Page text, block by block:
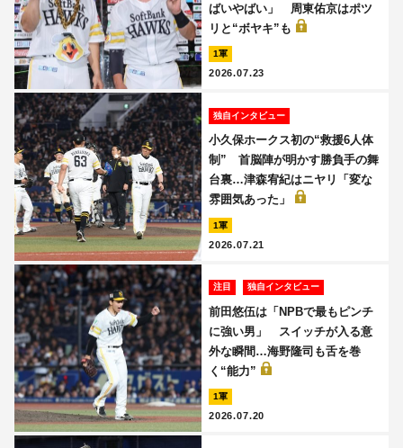
ばいやばい」 周東佑京はポツ
リと“ボヤキ”も
1軍
2026.07.23
独自インタビュー
小久保ホークス初の“救援6人体
制” 首脳陣が明かす勝負手の舞
台裏…津森宥紀はニヤリ「変な
雰囲気あった」
1軍
2026.07.21
注目 独自インタビュー
前田悠伍は「NPBで最もピンチ
に強い男」 スイッチが入る意
外な瞬間…海野隆司も舌を巻
く“能力”
1軍
2026.07.20